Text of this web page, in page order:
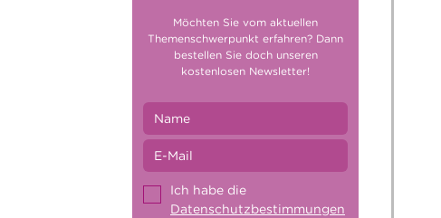
Möchten Sie vom aktuellen
Themenschwerpunkt erfahren? Dann
bestellen Sie doch unseren
kostenlosen Newsletter!
Ich habe die
Datenschutzbestimmungen